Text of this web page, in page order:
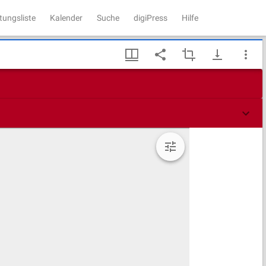
Kalender Suche digiPress Hilfe